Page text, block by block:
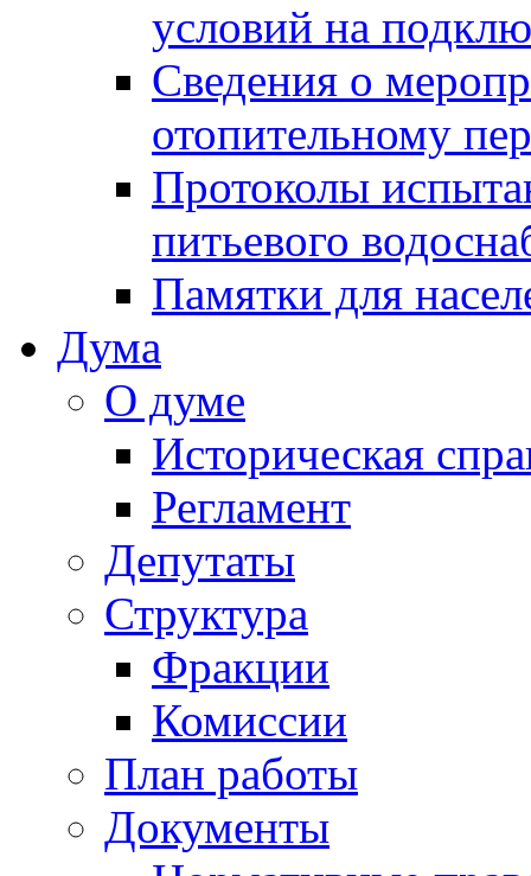
условий на
Сведения о
отопительному
Протоколы
питьевого
Памятки для
Дума
О думе
Историческая
Регламент
Депутаты
Структура
Фракции
Комиссии
План работы
Документы